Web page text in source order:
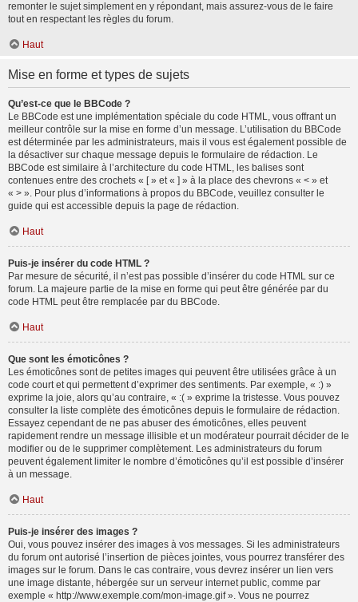
remonter le sujet simplement en y répondant, mais assurez-vous de le faire
tout en respectant les règles du forum.
Haut
Mise en forme et types de sujets
Qu’est-ce que le BBCode ?
Le BBCode est une implémentation spéciale du code HTML, vous offrant un
meilleur contrôle sur la mise en forme d’un message. L’utilisation du BBCode
est déterminée par les administrateurs, mais il vous est également possible de
la désactiver sur chaque message depuis le formulaire de rédaction. Le
BBCode est similaire à l’architecture du code HTML, les balises sont
contenues entre des crochets « [ » et « ] » à la place des chevrons « < » et
« > ». Pour plus d’informations à propos du BBCode, veuillez consulter le
guide qui est accessible depuis la page de rédaction.
Haut
Puis-je insérer du code HTML ?
Par mesure de sécurité, il n’est pas possible d’insérer du code HTML sur ce
forum. La majeure partie de la mise en forme qui peut être générée par du
code HTML peut être remplacée par du BBCode.
Haut
Que sont les émoticônes ?
Les émoticônes sont de petites images qui peuvent être utilisées grâce à un
code court et qui permettent d’exprimer des sentiments. Par exemple, « :) »
exprime la joie, alors qu’au contraire, « :( » exprime la tristesse. Vous pouvez
consulter la liste complète des émoticônes depuis le formulaire de rédaction.
Essayez cependant de ne pas abuser des émoticônes, elles peuvent
rapidement rendre un message illisible et un modérateur pourrait décider de le
modifier ou de le supprimer complètement. Les administrateurs du forum
peuvent également limiter le nombre d’émoticônes qu’il est possible d’insérer
à un message.
Haut
Puis-je insérer des images ?
Oui, vous pouvez insérer des images à vos messages. Si les administrateurs
du forum ont autorisé l’insertion de pièces jointes, vous pourrez transférer des
images sur le forum. Dans le cas contraire, vous devrez insérer un lien vers
une image distante, hébergée sur un serveur internet public, comme par
exemple « http://www.exemple.com/mon-image.gif ». Vous ne pourrez